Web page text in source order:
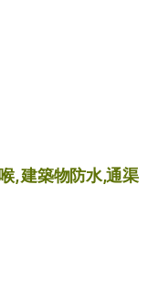
, 建築物防水,通渠